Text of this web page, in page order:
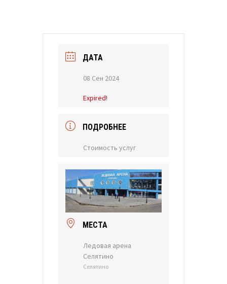
ДАТА
08 Сен 2024
Expired!
ПОДРОБНЕЕ
Стоимость услуг
МЕСТА
Ледовая арена
Селятино
Селятино